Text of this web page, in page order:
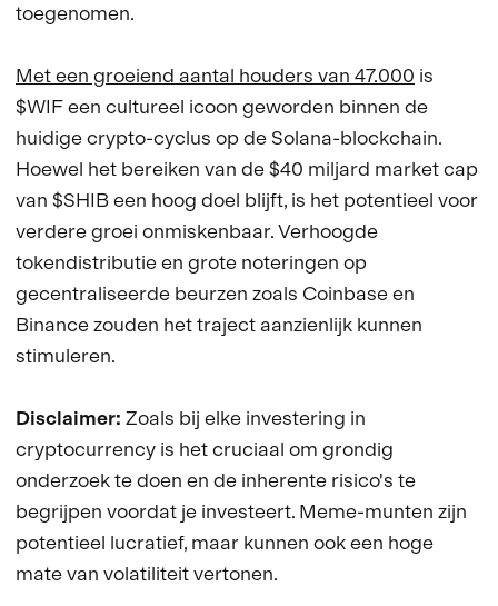
toegenomen.
Met een groeiend aantal houders van 47.000 is
$WIF een cultureel icoon geworden binnen de
huidige crypto-cyclus op de Solana-blockchain.
Hoewel het bereiken van de $40 miljard market cap
van $SHIB een hoog doel blijft, is het potentieel voor
verdere groei onmiskenbaar. Verhoogde
tokendistributie en grote noteringen op
gecentraliseerde beurzen zoals Coinbase en
Binance zouden het traject aanzienlijk kunnen
stimuleren.
Disclaimer: Zoals bij elke investering in
cryptocurrency is het cruciaal om grondig
onderzoek te doen en de inherente risico's te
begrijpen voordat je investeert. Meme-munten zijn
potentieel lucratief, maar kunnen ook een hoge
mate van volatiliteit vertonen.